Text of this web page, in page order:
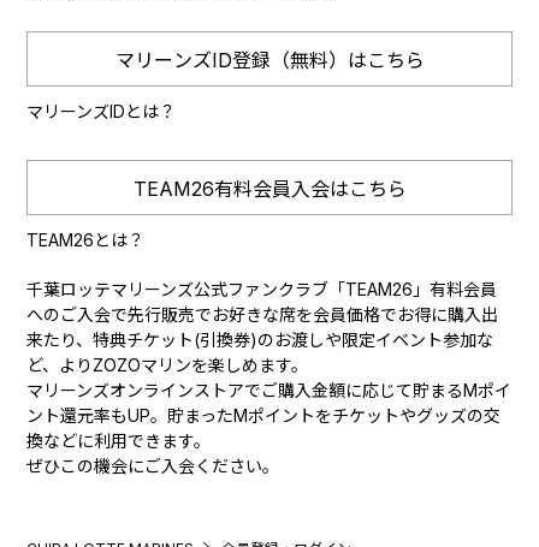
マリーンズID登録（無料）はこちら
マリーンズIDとは？
TEAM26有料会員入会はこちら
TEAM26とは？
千葉ロッテマリーンズ公式ファンクラブ「TEAM26」有料会員
へのご入会で先行販売でお好きな席を会員価格でお得に購入出
来たり、特典チケット(引換券)のお渡しや限定イベント参加な
ど、よりZOZOマリンを楽しめます。
マリーンズオンラインストアでご購入金額に応じて貯まるMポイ
ント還元率もUP。貯まったMポイントをチケットやグッズの交
換などに利用できます。
ぜひこの機会にご入会ください。